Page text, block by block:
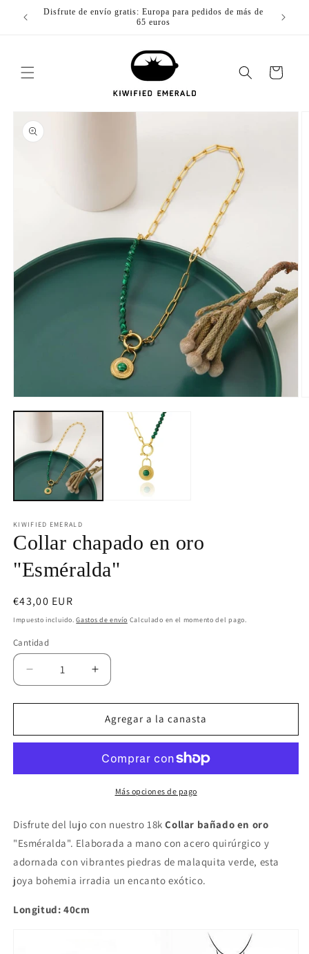
Saltar al
contenido
de
Disfrute de envío gratis: Europa para pedidos de más de
65 euros
Disfrute
Carro
del
producto
abiertos
modal
KIWIFIED EMERALD
Collar chapado en oro
"Esméralda"
Precio
habitual
€43,00 EUR
Impuesto incluido.Gastos de envío Calculado en el momento del pago.
Cantidad
Disminuir
la
cantidad
Collar
oro
&quot;Esméralda&quot;
Aumentar
la
cantidad
para
Collar
en
oro
&quot;Esméralda&quot;
Agregar a la canasta
Más opciones de pago
Disfrute del lujo con nuestro 18kCollar bañado en oro
"Esméralda". Elaborada a mano con acero quirúrgico y
adornada con vibrantes piedras de malaquita verde, esta
joya bohemia irradia un encanto exótico.
Longitud: 40cm